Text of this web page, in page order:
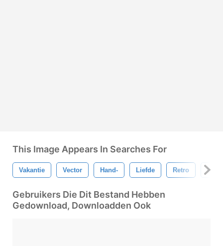
This Image Appears In Searches For
Vakantie Vector Hand- Liefde Retro
Gebruikers Die Dit Bestand Hebben
Gedownload, Downloadden Ook